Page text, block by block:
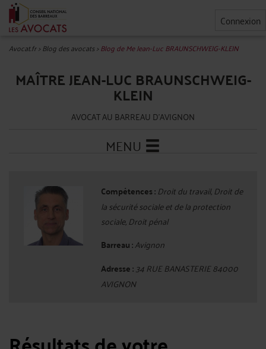
Connexion
Avocat.fr>Blog des avocats>Blog de Me Jean-Luc BRAUNSCHWEIG-KLEIN
MAÎTRE JEAN-LUC BRAUNSCHWEIG-
KLEIN
AVOCAT AU BARREAU D'AVIGNON
MENU
Compétences : Droit du travail, Droit de
la sécurité sociale et de la protection
sociale, Droit pénal
Barreau :Avignon
Adresse :34 RUE BANASTERIE 84000
AVIGNON